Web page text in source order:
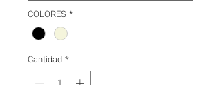
COLORES *
Cantidad *